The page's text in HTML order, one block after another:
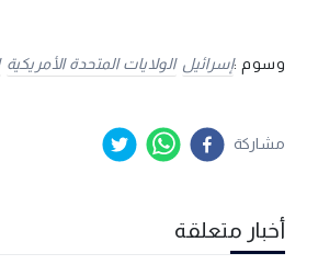
وسوم :إسرائيل الولايات المتحدة الأمريكية
مشاركة
أخبار متعلقة